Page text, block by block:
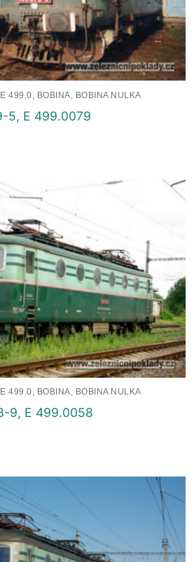
499.0, BOBINA, BOBINA NULKA
5, E 499.0079
499.0, BOBINA, BOBINA NULKA
9, E 499.0058